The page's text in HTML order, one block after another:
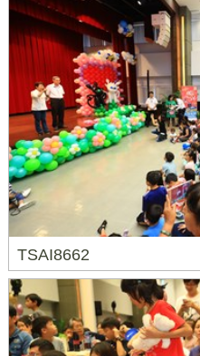
TSAI8662